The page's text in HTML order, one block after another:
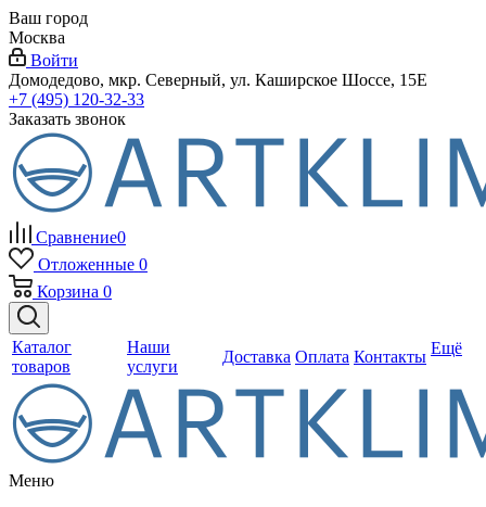
Ваш город
Москва
Войти
Домодедово, мкр. Северный, ул. Каширское Шоссе, 15Е
+7 (495) 120-32-33
Заказать звонок
Сравнение0
Отложенные 0
Корзина 0
Каталог
товаров
Наши
услуги
Доставка Оплата Контакты Ещё
Меню